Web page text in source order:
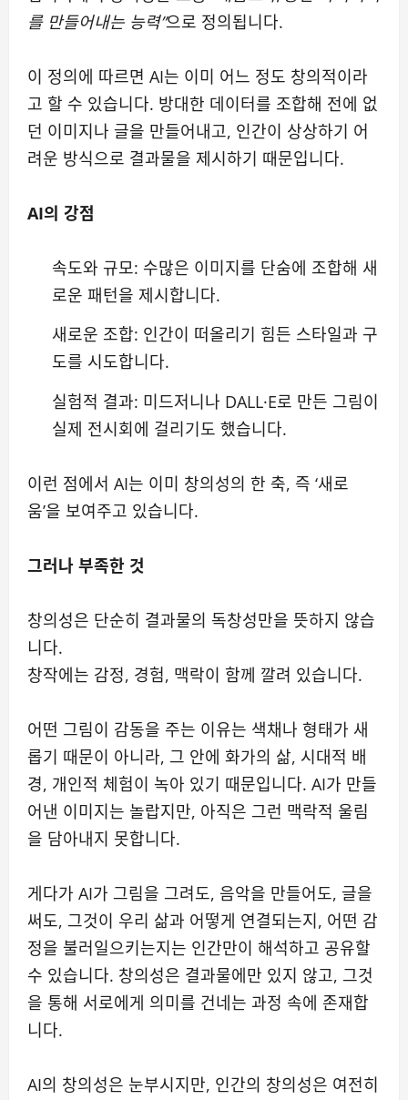
를 만들어내는 능력”으로 정의됩니다.
이 정의에 따르면 AI는 이미 어느 정도 창의적이라
고 할 수 있습니다. 방대한 데이터를 조합해 전에 없
던 이미지나 글을 만들어내고, 인간이 상상하기 어
려운 방식으로 결과물을 제시하기 때문입니다.
AI의 강점
속도와 규모: 수많은 이미지를 단숨에 조합해 새
로운 패턴을 제시합니다.
새로운 조합: 인간이 떠올리기 힘든 스타일과 구
도를 시도합니다.
실험적 결과: 미드저니나 DALL·E로 만든 그림이
실제 전시회에 걸리기도 했습니다.
이런 점에서 AI는 이미 창의성의 한 축, 즉 ‘새로
움’을 보여주고 있습니다.
그러나 부족한 것
창의성은 단순히 결과물의 독창성만을 뜻하지 않습
니다.
창작에는 감정, 경험, 맥락이 함께 깔려 있습니다.
어떤 그림이 감동을 주는 이유는 색채나 형태가 새
롭기 때문이 아니라, 그 안에 화가의 삶, 시대적 배
경, 개인적 체험이 녹아 있기 때문입니다. AI가 만들
어낸 이미지는 놀랍지만, 아직은 그런 맥락적 울림
을 담아내지 못합니다.
게다가 AI가 그림을 그려도, 음악을 만들어도, 글을
써도, 그것이 우리 삶과 어떻게 연결되는지, 어떤 감
정을 불러일으키는지는 인간만이 해석하고 공유할
수 있습니다. 창의성은 결과물에만 있지 않고, 그것
을 통해 서로에게 의미를 건네는 과정 속에 존재합
니다.
AI의 창의성은 눈부시지만, 인간의 창의성은 여전히